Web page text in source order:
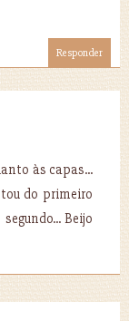
Responder
às capas...
do primeiro
Beijo